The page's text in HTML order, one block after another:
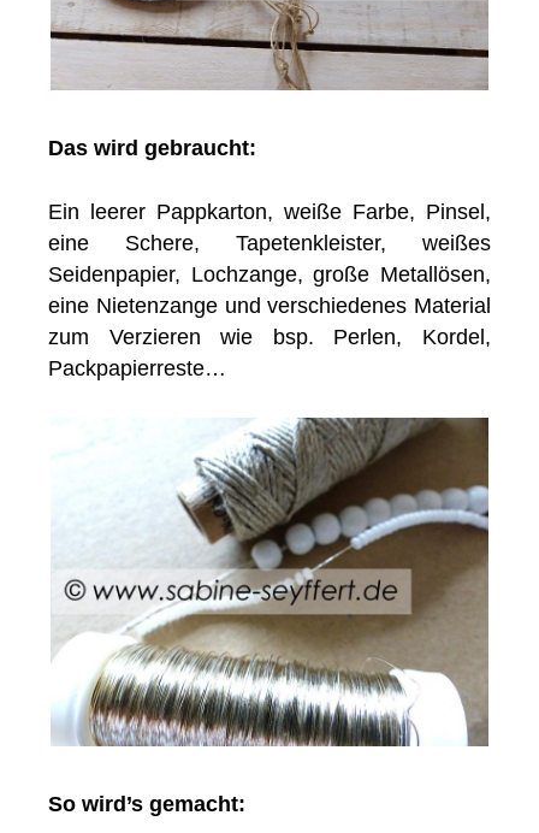
Das wird gebraucht:
Ein leerer Pappkarton, weiße Farbe, Pinsel,
eine Schere, Tapetenkleister, weißes
Seidenpapier, Lochzange, große Metallösen,
eine Nietenzange und verschiedenes Material
zum Verzieren wie bsp. Perlen, Kordel,
Packpapierreste…
So wird’s gemacht: